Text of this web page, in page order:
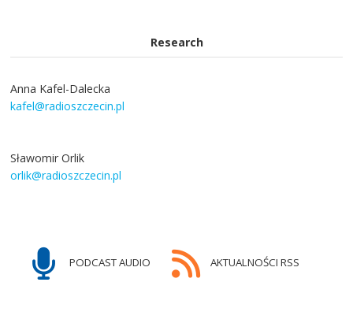
Research
Anna Kafel-Dalecka
kafel@radioszczecin.pl
Sławomir Orlik
orlik@radioszczecin.pl
PODCAST AUDIO AKTUALNOŚCI RSS